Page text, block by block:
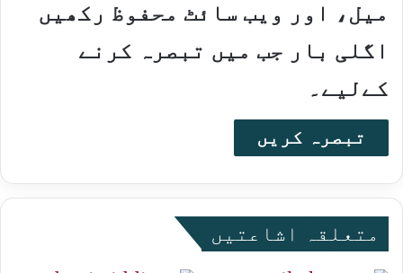
میل، اور ویب سائٹ محفوظ رکھیں
اگلی بار جب میں تبصرہ کرنے
کےلیے۔
متعلقہ اشاعتیں